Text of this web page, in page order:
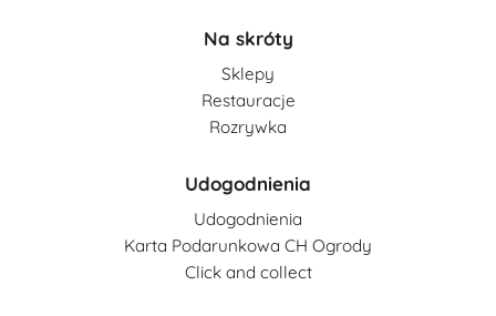
Na skróty
Sklepy
Restauracje
Rozrywka
Udogodnienia
Udogodnienia
Karta Podarunkowa CH Ogrody
Click and collect